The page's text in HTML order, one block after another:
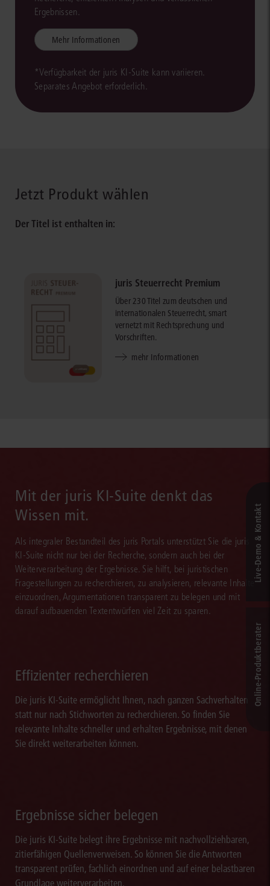
Ergebnissen.
Mehr Informationen
*Verfügbarkeit der juris KI-Suite kann variieren.
Separates Angebot erforderlich.
Jetzt Produkt wählen
Der Titel ist enthalten in:
juris Steuerrecht Premium
Über 230 Titel zum deutschen und
internationalen Steuerrecht, smart
vernetzt mit Rechtsprechung und
Vorschriften.
mehr Informationen
Mit der juris KI-Suite denkt das
Wissen mit.
Als integraler Bestandteil des juris Portals unterstützt Sie die juris
KI-Suite nicht nur bei der Recherche, sondern auch bei der
Weiterverarbeitung der Ergebnisse. Sie hilft, bei juristischen
Fragestellungen zu recherchieren, zu analysieren, relevante Inhalte
einzuordnen, Argumentationen transparent zu belegen und mit
darauf aufbauenden Textentwürfen viel Zeit zu sparen.
Effizienter recherchieren
Die juris KI-Suite ermöglicht Ihnen, nach ganzen Sachverhalten
statt nur nach Stichworten zu recherchieren. So finden Sie
relevante Inhalte schneller und erhalten Ergebnisse, mit denen
Sie direkt weiterarbeiten können.
Ergebnisse sicher belegen
Die juris KI-Suite belegt ihre Ergebnisse mit nachvollziehbaren,
zitierfähigen Quellenverweisen. So können Sie die Antworten
transparent prüfen, fachlich einordnen und auf einer belastbaren
Grundlage weiterverarbeiten.
Live‑Demo & Kontakt
Online-Produkt­berater